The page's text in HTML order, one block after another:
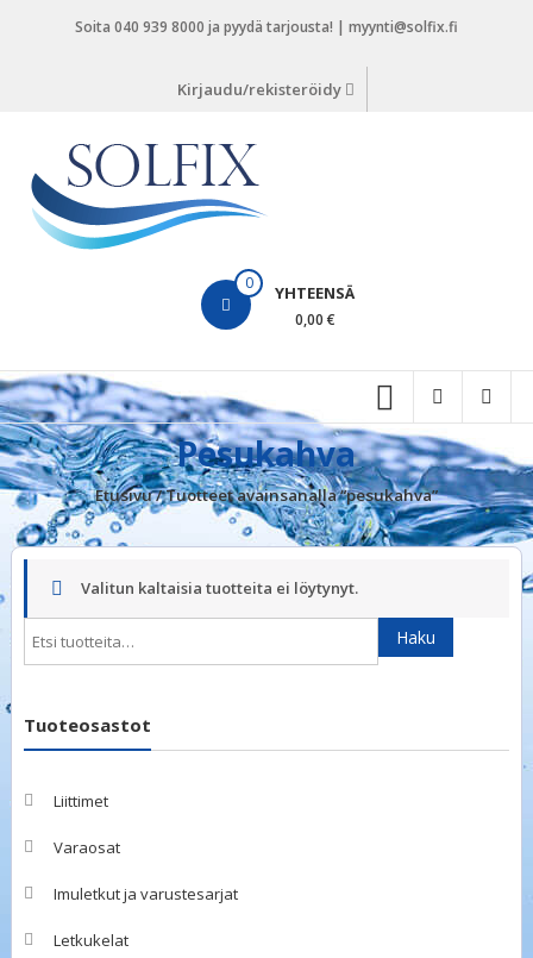
Soita 040 939 8000 ja pyydä tarjousta! | myynti@solfix.fi
Kirjaudu/rekisteröidy
0 YHTEENSÄ
0,00 €
Pesukahva
Etusivu/ Tuotteet avainsanalla “pesukahva”
Valitun kaltaisia tuotteita ei löytynyt.
Etsi:Haku
Tuoteosastot
Liittimet
Varaosat
Imuletkut ja varustesarjat
Letkukelat